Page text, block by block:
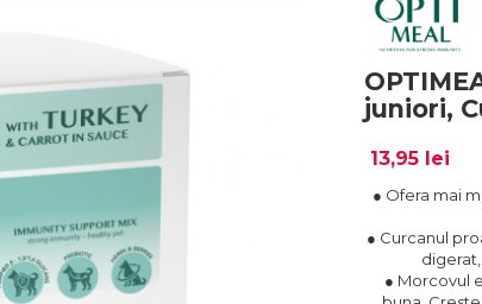
juniori,
13,95 lei
● Ofera mai
● Curcanul
● Morcovul